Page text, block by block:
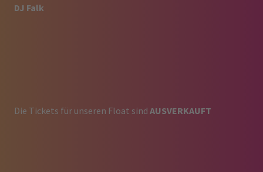
DJ Falk
Die Tickets für unseren Float sind AUSVERKAUFT